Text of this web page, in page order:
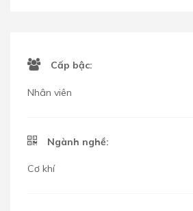
Cấp bậc:
Nhân viên
Ngành nghề:
Cơ khí